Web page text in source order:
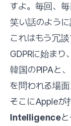
すよ。毎回、毎
笑い話のように
これはもう冗
GDPRに始まり
韓国のPIPAと、
を問われる場面
そこにAppleが
Intelligence